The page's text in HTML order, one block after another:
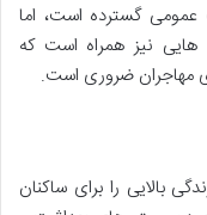
عمومی گسترده است، اما
نیز همراه است که
مهاجران ضروری است.
بالایی را برای ساکنان